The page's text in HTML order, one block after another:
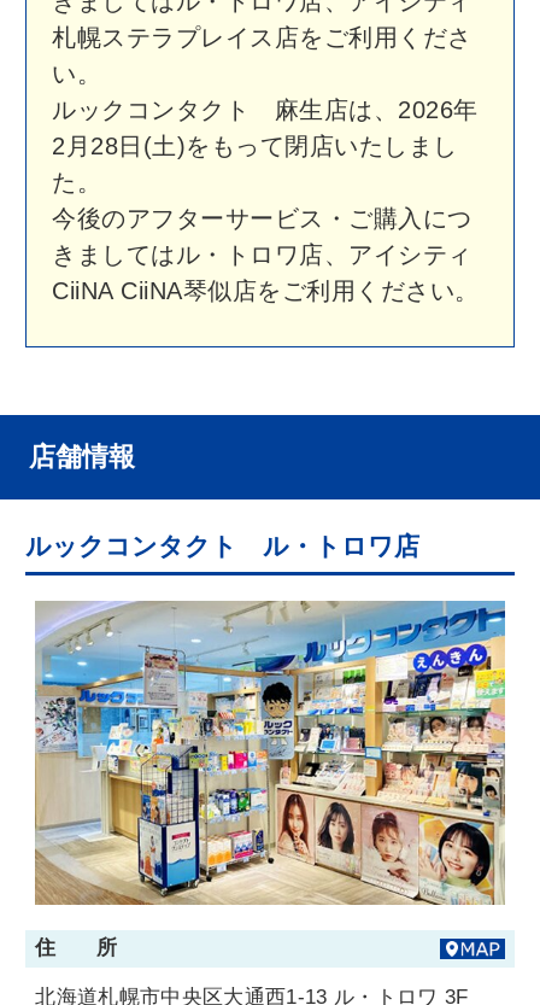
住 所
北海道札幌市中央区大通西1-13 ル・トロワ 3F
電話番号
011-596-6533
営業時間
10:00～20:00
※年中無休（休館日を除く）
駐 車 場
外部駐車場をご利用ください
（カモンチケット対応）
住 所
北海道室蘭市中島本町1-4-4 モルエ中島 A棟
電話番号
0143-84-8267
営業時間
10:00～19:30
※年中無休（休館日を除く）
駐 車 場
MORUE中島の駐車場をご利用ください